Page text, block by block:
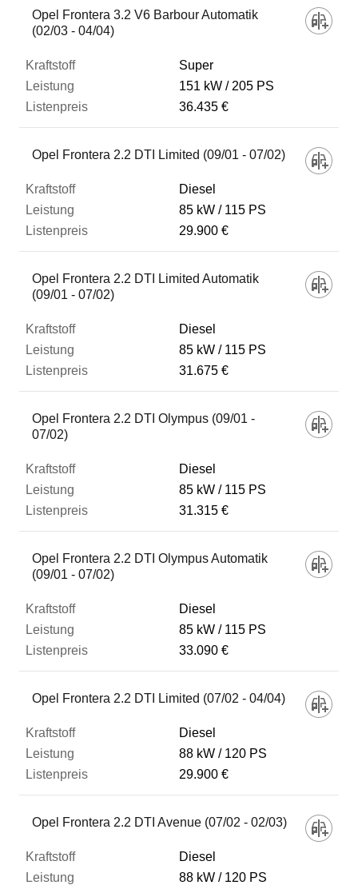
Opel Frontera 3.2 V6 Barbour Automatik
(02/03 - 04/04)
Super
151 kW
205 PS
36.435 €
Opel Frontera 2.2 DTI Limited (09/01 - 07/02)
Diesel
85 kW
115 PS
29.900 €
Opel Frontera 2.2 DTI Limited Automatik
(09/01 - 07/02)
Diesel
85 kW
115 PS
31.675 €
Opel Frontera 2.2 DTI Olympus (09/01 -
07/02)
Diesel
85 kW
115 PS
31.315 €
Opel Frontera 2.2 DTI Olympus Automatik
(09/01 - 07/02)
Diesel
85 kW
115 PS
33.090 €
Opel Frontera 2.2 DTI Limited (07/02 - 04/04)
Diesel
88 kW
120 PS
29.900 €
Opel Frontera 2.2 DTI Avenue (07/02 - 02/03)
Diesel
88 kW
120 PS